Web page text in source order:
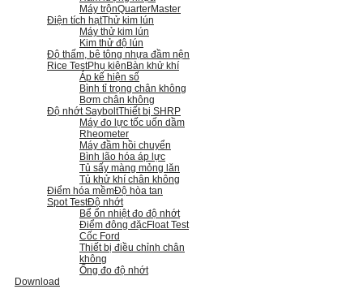
Máy trộnQuarterMaster
Điện tích hạtThử kim lún
Máy thử kim lún
Kim thử độ lún
Độ thấm, bê tông nhựa đầm nện
Rice TestPhụ kiện Bàn khử khí
Áp kế hiện số
Bình tỉ trọng chân không
Bơm chân không
Độ nhớt SayboltThiết bị SHRP
Máy đo lực tốc uốn dầm
Rheometer
Máy đầm hồi chuyển
Bình lão hóa áp lực
Tủ sấy màng mỏng lăn
Tủ khử khí chân không
Điểm hóa mềmĐộ hòa tan
Spot TestĐộ nhớt
Bể ổn nhiệt đo độ nhớt
Điểm đông đặcFloat Test
Cốc Ford
Thiết bị điều chỉnh chân
không
Ống đo độ nhớt
Download